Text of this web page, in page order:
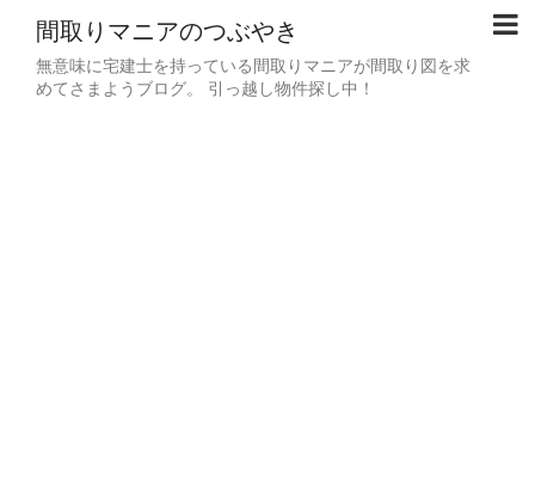
間取りマニアのつぶやき
無意味に宅建士を持っている間取りマニアが間取り図を求
めてさまようブログ。 引っ越し物件探し中！